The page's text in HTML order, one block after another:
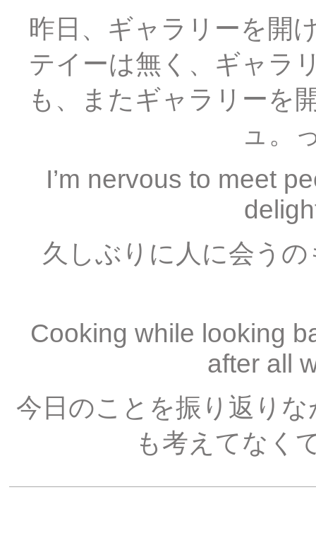
昨日、ギャラリーを開
テイーは無く、ギャラ
も、またギャラリーを
ュ。
I’m nervous to meet
久しぶりに人に会う
Cooking while looking
after all
今日のことを振り返り
も考えてなく